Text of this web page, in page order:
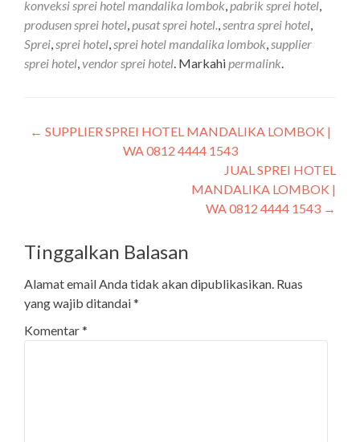
konveksi sprei hotel mandalika lombok,pabrik sprei hotel,
produsen sprei hotel,pusat sprei hotel.,sentra sprei hotel,
Sprei,sprei hotel,sprei hotel mandalika lombok,supplier
sprei hotel,vendor sprei hotel. Markahipermalink.
← SUPPLIER SPREI HOTEL MANDALIKA LOMBOK |
WA 0812 4444 1543
JUAL SPREI HOTEL
MANDALIKA LOMBOK |
WA 0812 4444 1543 →
Tinggalkan Balasan
Alamat email Anda tidak akan dipublikasikan. Ruas
yang wajib ditandai*
Komentar*